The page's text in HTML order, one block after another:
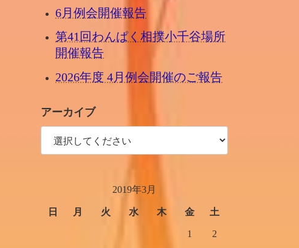
6月例会開催報告
第41回わんぱく相撲小千谷場所
開催報告
2026年度 4月例会開催のご報告
アーカイブ
2019年3月
日 月 火 水 木 金 土
1
2